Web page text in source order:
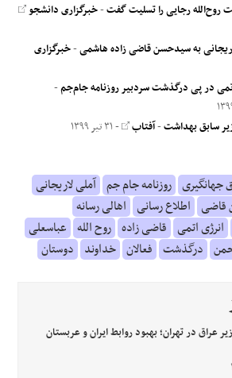
رجایی را تسلیت گفت-خبرگزاری دانشجو
به سیدحسن قاضی زاده هاشمی-خبرگزاری
در پی درگذشت سردبیر روزنامه جام‌جم-
سابق بهداشت-آفتاب - ۳۱ تیر ۱۳۹۹
جهانگیری روزنامه جام جم آملی لاریجانی
قاضی اطلاع رسانی اهالی رسانه
انرژی اتمی قاضی زاده روح الله عباسعلی
درگذشت فعالان خداوند دوستان
در تهران؛ بهبود روابط ایران و عربستان